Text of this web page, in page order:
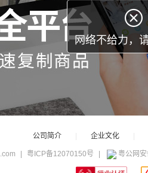
公司简介 企业文化
粤ICP备12070150号 粤公网安

网络不给力，